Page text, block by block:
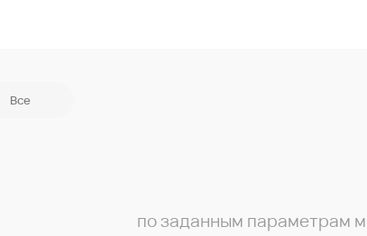
Все
по заданным параметрам